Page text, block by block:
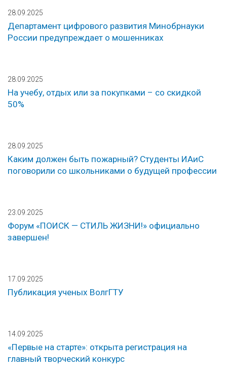
28.09.2025
Департамент цифрового развития Минобрнауки
России предупреждает о мошенниках
28.09.2025
На учебу, отдых или за покупками – со скидкой
50%
28.09.2025
Каким должен быть пожарный? Студенты ИАиС
поговорили со школьниками о будущей профессии
23.09.2025
Форум «ПОИСК — СТИЛЬ ЖИЗНИ!» официально
завершен!
17.09.2025
Публикация ученых ВолгГТУ
14.09.2025
«Первые на старте»: открыта регистрация на
главный творческий конкурс